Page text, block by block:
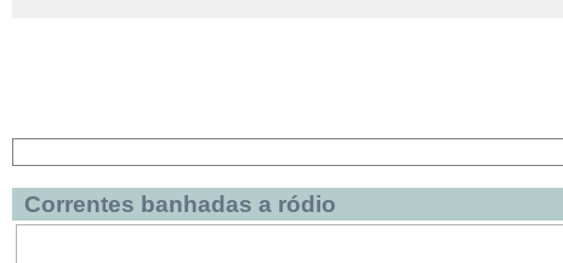
Correntes banhadas a ródio